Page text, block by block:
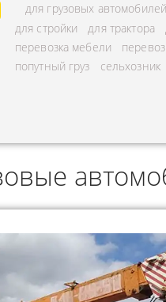
ОХРАНА ГРУЗА
ПЕРЕВОЗКА
БАЛЛОНОВ
ПЕРЕВОЗКА
НЕФТЕПРОДУКТОВ
для грузовых автомобилей
для стройки
для трактора
перевозка мебели
попутный груз
сельхозник